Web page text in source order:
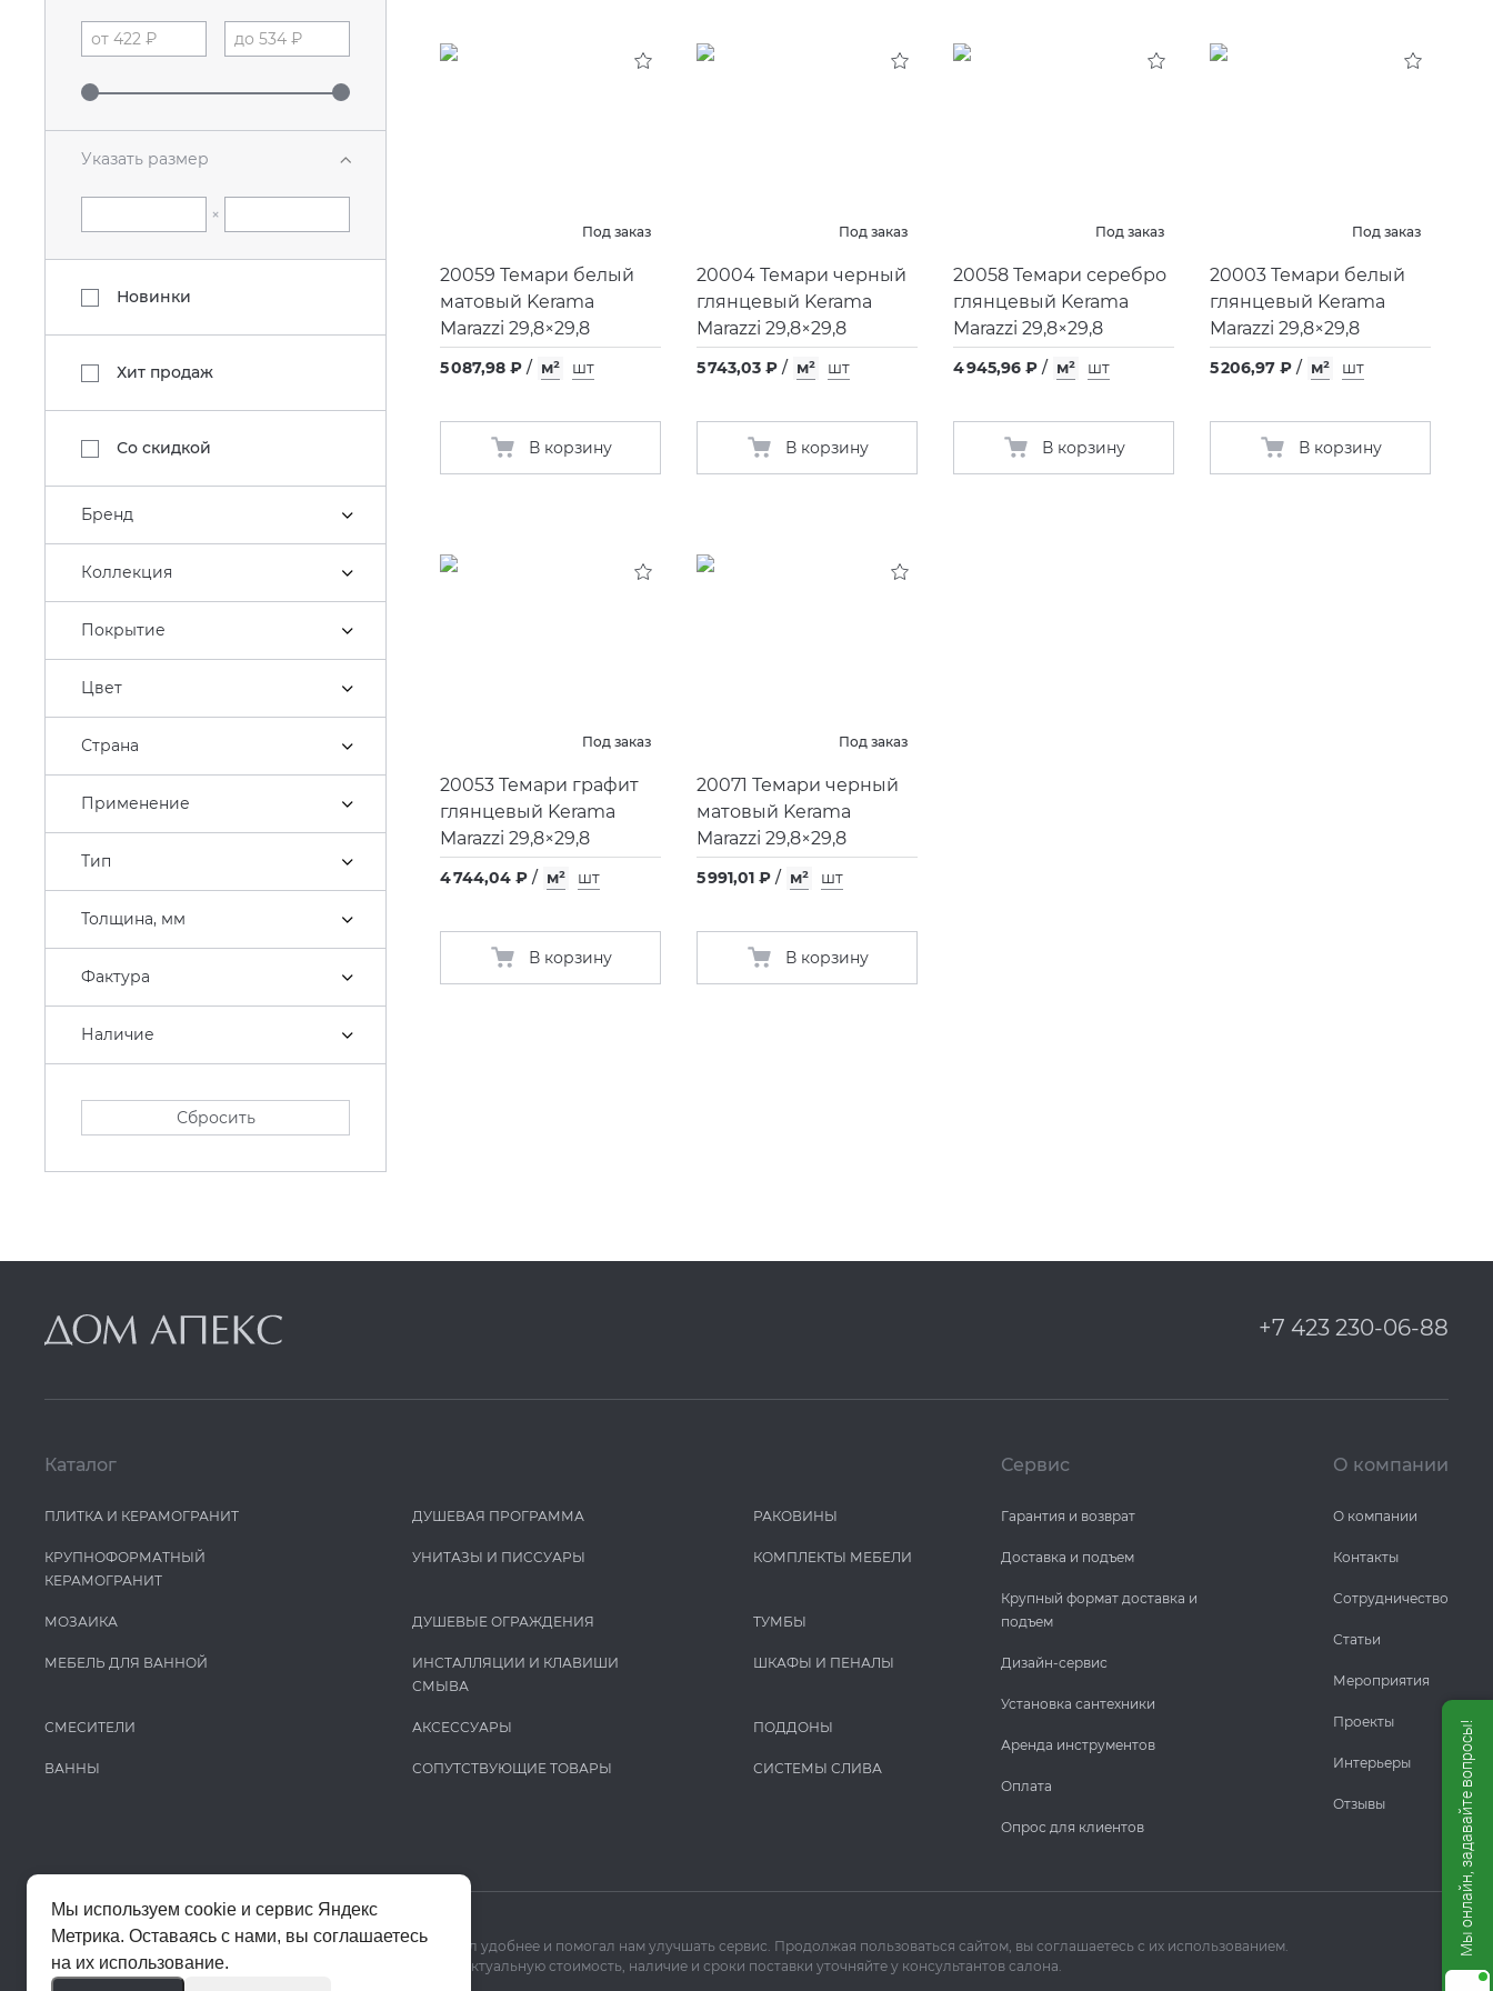
Указать размер
×
Новинки
Хит продаж
Со скидкой
Бренд
Коллекция
Покрытие
Цвет
Страна
Применение
Тип
Толщина, мм
Фактура
Наличие
Сбросить
Под заказ
20059 Темари белый
матовый Kerama
Marazzi 29,8×29,8
5 087,98 ₽ / м² шт
В корзину
Под заказ
20004 Темари черный
глянцевый Kerama
Marazzi 29,8×29,8
5 743,03 ₽ / м² шт
В корзину
Под заказ
20058 Темари серебро
глянцевый Kerama
Marazzi 29,8×29,8
4 945,96 ₽ / м² шт
В корзину
Под заказ
20003 Темари белый
глянцевый Kerama
Marazzi 29,8×29,8
5 206,97 ₽ / м² шт
В корзину
Под заказ
20053 Темари графит
глянцевый Kerama
Marazzi 29,8×29,8
4 744,04 ₽ / м² шт
В корзину
Под заказ
20071 Темари черный
матовый Kerama
Marazzi 29,8×29,8
5 991,01 ₽ / м² шт
В корзину
+7 423 230-06-88
Каталог
ПЛИТКА И КЕРАМОГРАНИТ
КРУПНОФОРМАТНЫЙ
КЕРАМОГРАНИТ
МОЗАИКА
МЕБЕЛЬ ДЛЯ ВАННОЙ
СМЕСИТЕЛИ
ВАННЫ
ДУШЕВАЯ ПРОГРАММА
УНИТАЗЫ И ПИCCУАРЫ
ДУШЕВЫЕ ОГРАЖДЕНИЯ
ИНСТАЛЛЯЦИИ И КЛАВИШИ
СМЫВА
АКСЕССУАРЫ
СОПУТСТВУЮЩИЕ ТОВАРЫ
РАКОВИНЫ
КОМПЛЕКТЫ МЕБЕЛИ
ТУМБЫ
ШКАФЫ И ПЕНАЛЫ
ПОДДОНЫ
СИСТЕМЫ СЛИВА
Сервис
Гарантия и возврат
Доставка и подъем
Крупный формат доставка и
подъем
Дизайн-сервис
Установка сантехники
Аренда инструментов
Оплата
Опрос для клиентов
О компании
О компании
Контакты
Сотрудничество
Статьи
Мероприятия
Проекты
Интерьеры
Отзывы
Мы используем cookie и Яндекс Метрику, чтобы сайт работал удобнее и помогал нам улучшать сервис. Продолжая пользоваться сайтом, вы соглашаетесь с их использованием.
Цены на сайте помогают ориентироваться в ассортименте. Актуальную стоимость, наличие и сроки поставки уточняйте у консультантов салона.
Мы используем cookie и сервис Яндекс
Метрика. Оставаясь с нами, вы соглашаетесь
на их использование.
Мы онлайн, задавайте вопросы!